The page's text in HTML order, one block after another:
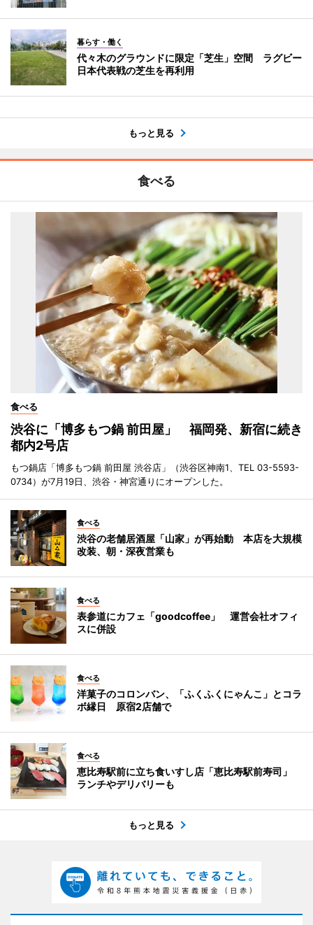
暮らす・働く
代々木のグラウンドに限定「芝生」空間 ラグビー
日本代表戦の芝生を再利用
もっと見る
食べる
食べる
渋谷に「博多もつ鍋 前田屋」 福岡発、新宿に続き
都内2号店
もつ鍋店「博多もつ鍋 前田屋 渋谷店」（渋谷区神南1、TEL 03-5593-
0734）が7月19日、渋谷・神宮通りにオープンした。
食べる
渋谷の老舗居酒屋「山家」が再始動 本店を大規模
改装、朝・深夜営業も
食べる
表参道にカフェ「goodcoffee」 運営会社オフィ
スに併設
食べる
洋菓子のコロンバン、「ふくふくにゃんこ」とコラ
ボ縁日 原宿2店舗で
食べる
恵比寿駅前に立ち食いすし店「恵比寿駅前寿司」
ランチやデリバリーも
もっと見る